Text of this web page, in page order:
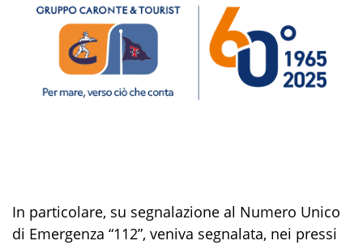
In particolare, su segnalazione al Numero Unico
di Emergenza “112”, veniva segnalata, nei pressi